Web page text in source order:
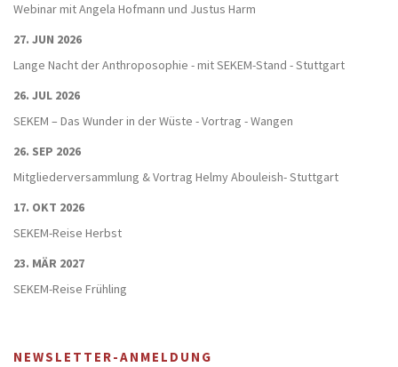
Webinar mit Angela Hofmann und Justus Harm
27. JUN 2026
Lange Nacht der Anthroposophie - mit SEKEM-Stand - Stuttgart
26. JUL 2026
SEKEM – Das Wunder in der Wüste - Vortrag - Wangen
26. SEP 2026
Mitgliederversammlung & Vortrag Helmy Abouleish- Stuttgart
17. OKT 2026
SEKEM-Reise Herbst
23. MÄR 2027
SEKEM-Reise Frühling
NEWSLETTER-ANMELDUNG